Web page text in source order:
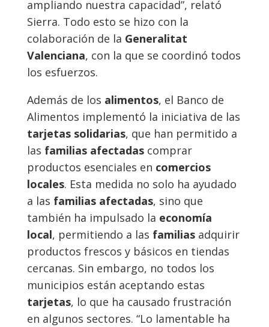
ampliando nuestra capacidad”, relató
Sierra. Todo esto se hizo con la
colaboración de la Generalitat
Valenciana, con la que se coordinó todos
los esfuerzos.
Además de los alimentos, el Banco de
Alimentos implementó la iniciativa de las
tarjetas solidarias, que han permitido a
las familias afectadascomprar
productos esenciales en comercios
locales. Esta medida no solo ha ayudado
a las familias afectadas, sino que
también ha impulsado la economía
local, permitiendo a las familiasadquirir
productos frescos y básicos en tiendas
cercanas. Sin embargo, no todos los
municipios están aceptando estas
tarjetas, lo que ha causado frustración
en algunos sectores. “Lo lamentable ha